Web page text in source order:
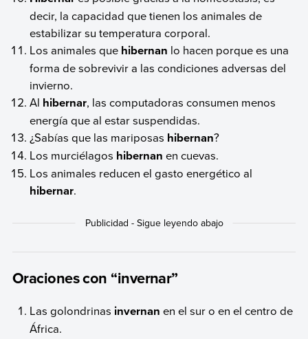
decir, la capacidad que tienen los animales de
estabilizar su temperatura corporal.
Los animales que hibernan lo hacen porque es una
forma de sobrevivir a las condiciones adversas del
invierno.
Al hibernar, las computadoras consumen menos
energía que al estar suspendidas.
¿Sabías que las mariposas hibernan?
Los murciélagos hibernan en cuevas.
Los animales reducen el gasto energético al
hibernar.
Oraciones con “invernar”
Las golondrinas invernan en el sur o en el centro de
África.